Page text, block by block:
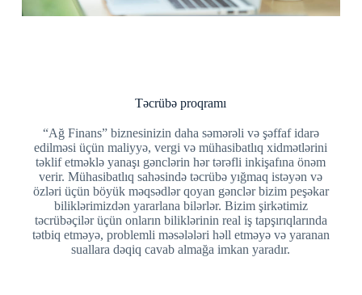
Təcrübə proqramı
“Ağ Finans” biznesinizin daha səmərəli və şəffaf idarə
edilməsi üçün maliyyə, vergi və mühasibatlıq xidmətlərini
təklif etməklə yanaşı gənclərin hər tərəfli inkişafına önəm
verir. Mühasibatlıq sahəsində təcrübə yığmaq istəyən və
özləri üçün böyük məqsədlər qoyan gənclər bizim peşəkar
biliklərimizdən yararlana bilərlər. Bizim şirkətimiz
təcrübəçilər üçün onların biliklərinin real iş tapşırıqlarında
tətbiq etməyə, problemli məsələləri həll etməyə və yaranan
suallara dəqiq cavab almağa imkan yaradır.